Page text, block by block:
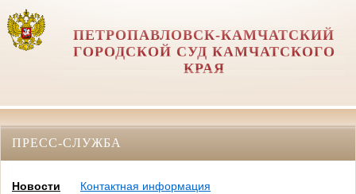
ПЕТРОПАВЛОВСК-КАМЧАТСКИЙ
ГОРОДСКОЙ СУД КАМЧАТСКОГО
КРАЯ
ПРЕСС-СЛУЖБА
Новости
Контактная информация